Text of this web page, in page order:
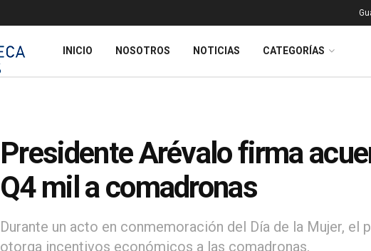
INICIO NOSOTROS NOTICIAS CATEGORÍAS
Presidente Arévalo firma
Q4 mil a comadronas
Durante un acto en conmemoración del Día de la Mujer,
otorga incentivos económicos a las comadronas.